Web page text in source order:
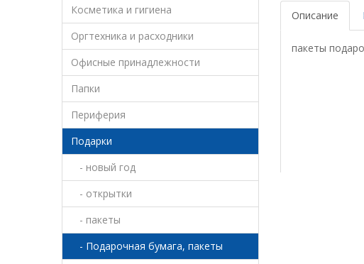
Косметика и гигиена
Оргтехника и расходники
Офисные принадлежности
Папки
Периферия
Подарки
- новый год
- открытки
- пакеты
- Подарочная бумага, пакеты
Описание
пакеты